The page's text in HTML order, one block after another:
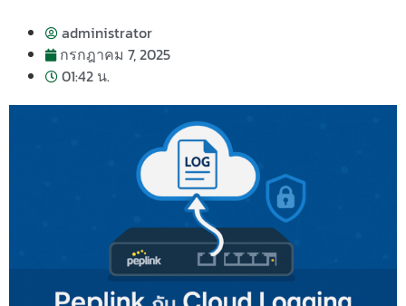
administrator
กรกฎาคม 7, 2025
01:42 น.